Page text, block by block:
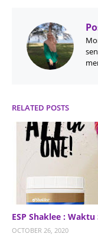
RELATED POSTS
ESP Shaklee :
OCTOBER 26, 2020